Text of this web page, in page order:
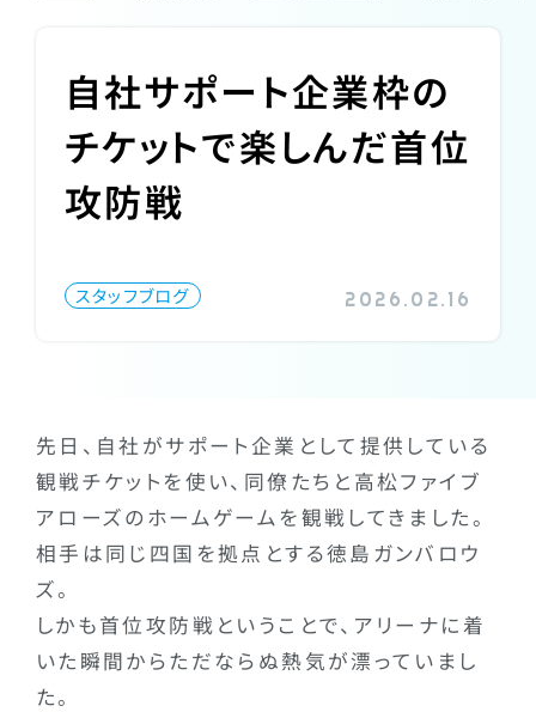
自社サポート企業枠の
チケットで楽しんだ首位
攻防戦
スタッフブログ 2026.02.16
先日、自社がサポート企業として提供している
観戦チケットを使い、同僚たちと高松ファイブ
アローズのホームゲームを観戦してきました。
相手は同じ四国を拠点とする徳島ガンバロウ
ズ。
しかも首位攻防戦ということで、アリーナに着
いた瞬間からただならぬ熱気が漂っていまし
た。